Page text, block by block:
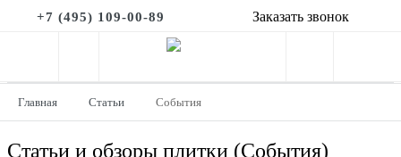
+7 (495) 109-00-89 Заказать звонок
Главная Статьи События
Статьи и обзоры плитки (События)